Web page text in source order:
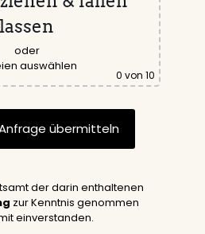
lassen
oder
auswählen
0 von 10
der darin enthaltenen
zur Kenntnis genommen
einverstanden.